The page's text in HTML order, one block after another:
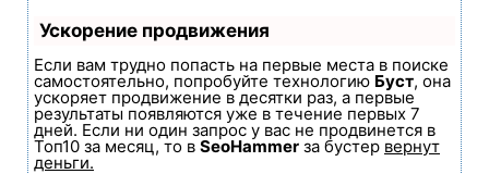
Ускорение продвижения
Если вам трудно попасть на первые места в поиске
самостоятельно, попробуйте технологию Буст, она
ускоряет продвижение в десятки раз, а первые
результаты появляются уже в течение первых 7
дней. Если ни один запрос у вас не продвинется в
Топ10 за месяц, то в SeoHammer за бустер вернут
деньги.